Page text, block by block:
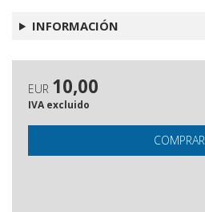
Atti della Santa Sede
Sommario dell'annata XXIII - 2011
INFORMACIÓN
EUR 10,00
IVA excluido
COMPRAR